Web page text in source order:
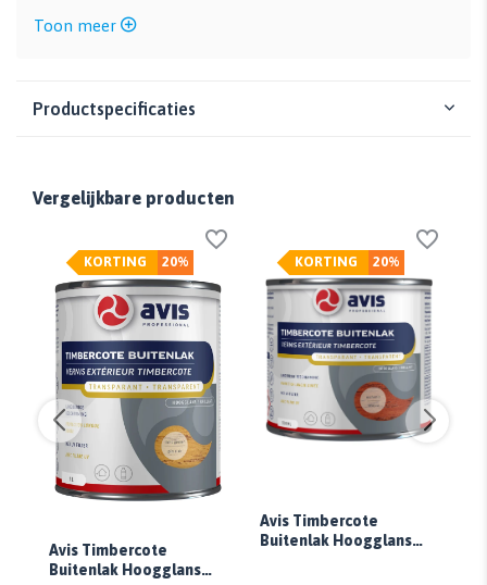
Toon meer
Productspecificaties
Vergelijkbare producten
20%
KORTING
Avis Timbercote
Buitenlak Hoogglans
20%
KORTING
Avis Timbercote
Buitenlak Hoogglans